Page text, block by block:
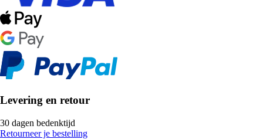
Levering en retour
30 dagen bedenktijd
Retourneer je bestelling